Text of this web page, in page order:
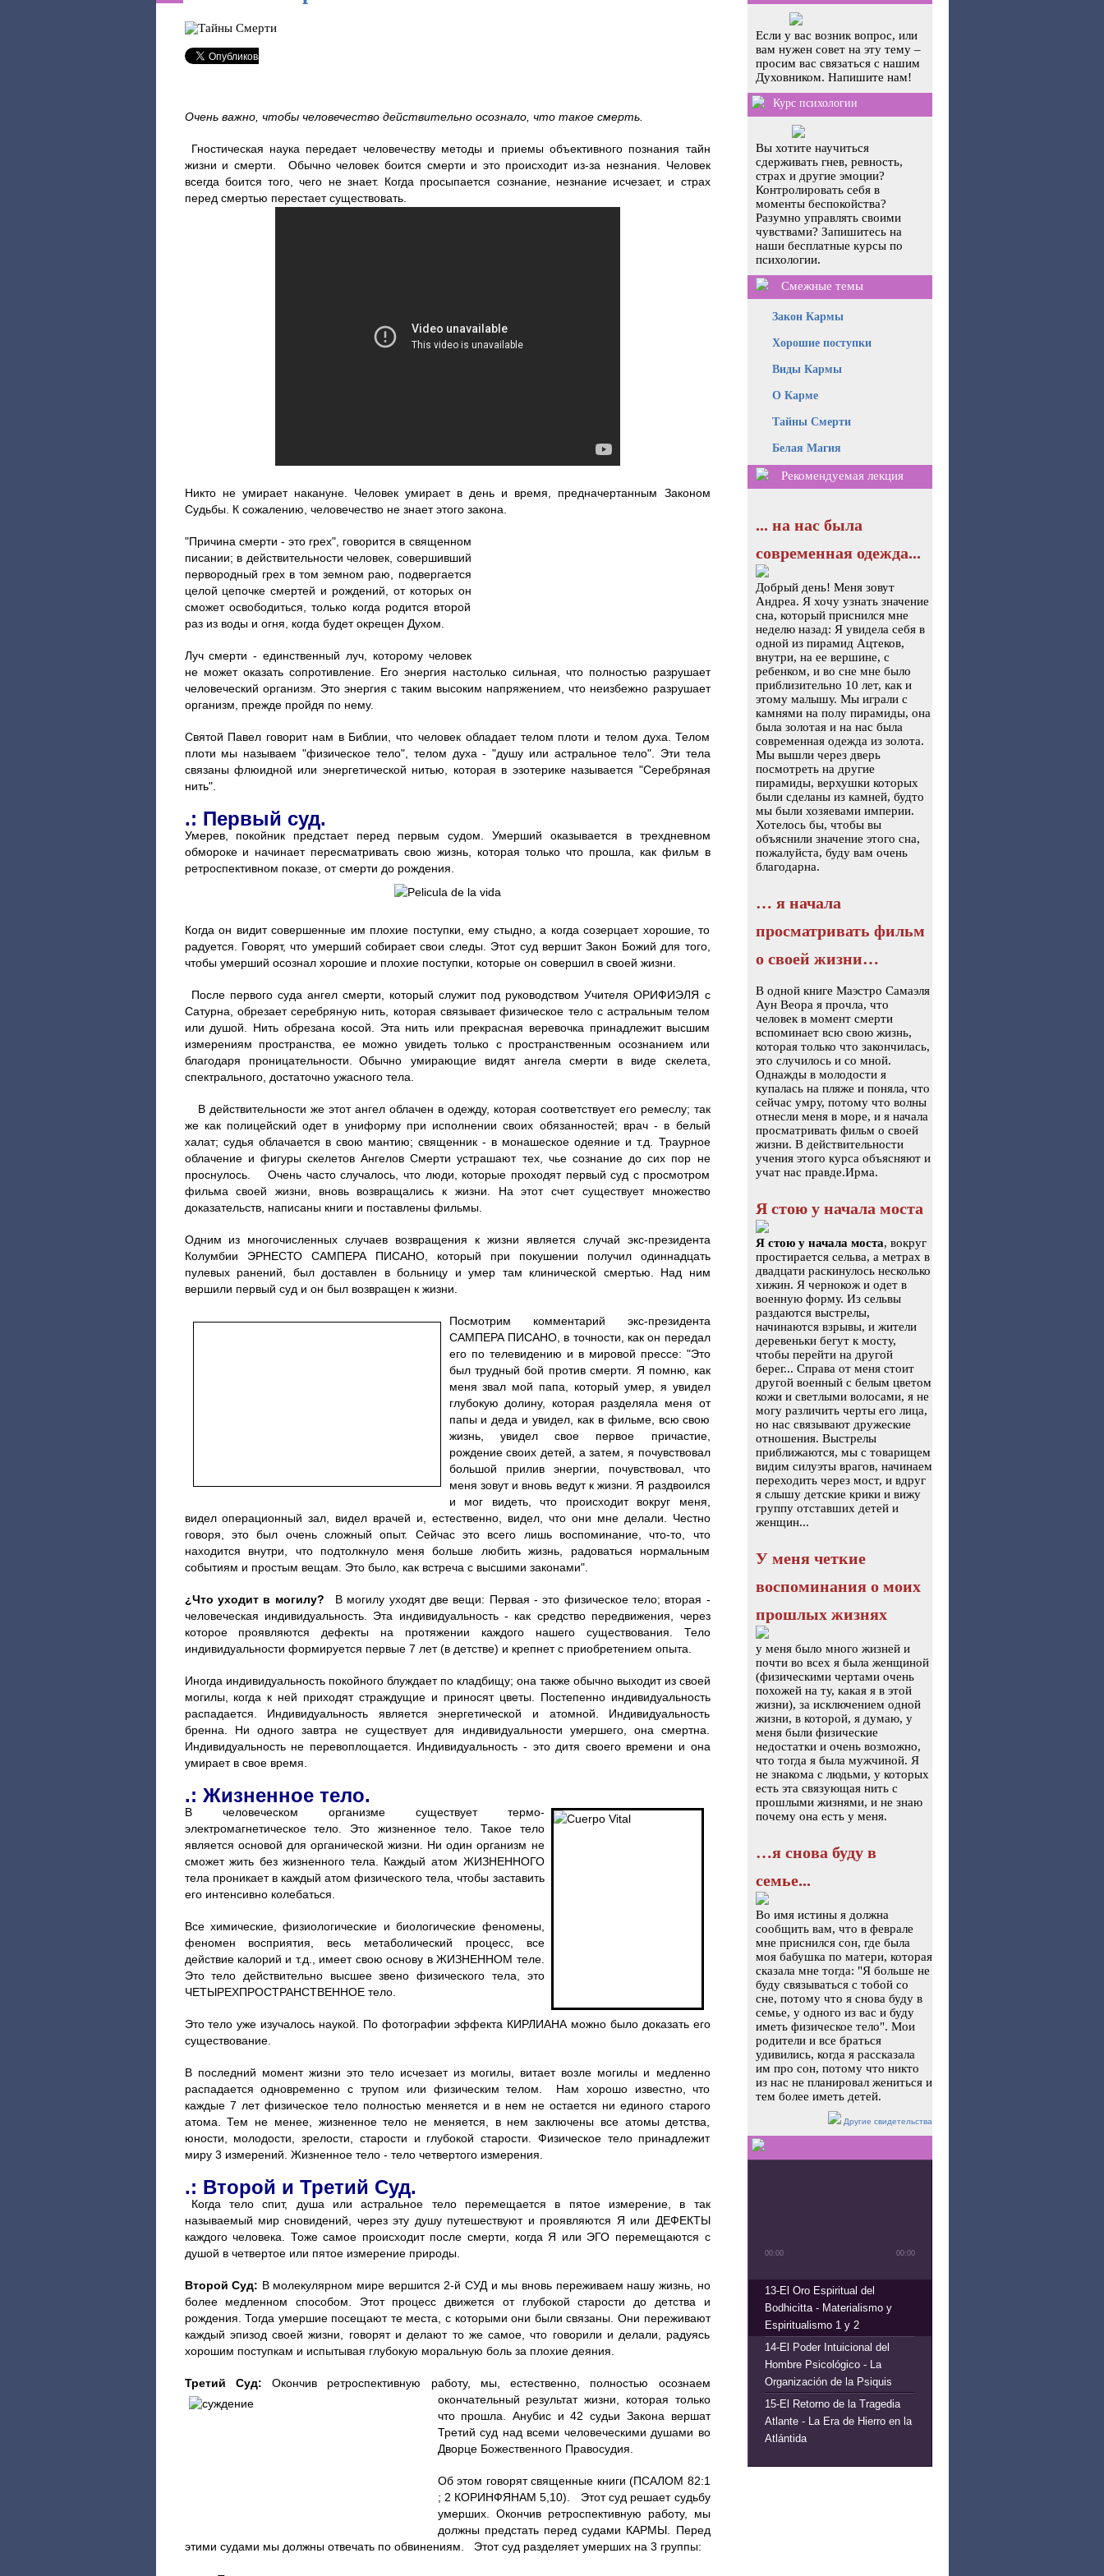
Очень важно, чтобы человечество действительно осознало, что такое смерть.
Гностическая наука передает человечеству методы и приемы объективного познания тайн
жизни и смерти. Обычно человек боится смерти и это происходит из-за незнания. Человек
всегда боится того, чего не знает. Когда просыпается сознание, незнание исчезает, и страх
перед смертью перестает существовать.
Никто не умирает накануне. Человек умирает в день и время, предначертанным Законом
Судьбы. К сожалению, человечество не знает этого закона.
"Причина смерти - это грех", говорится в священном
писании; в действительности человек, совершивший
первородный грех в том земном раю, подвергается
целой цепочке смертей и рождений, от которых он
сможет освободиться, только когда родится второй
раз из воды и огня, когда будет окрещен Духом.
Луч смерти - единственный луч, которому человек
не может оказать сопротивление. Его энергия настолько сильная, что полностью разрушает
человеческий организм. Это энергия с таким высоким напряжением, что неизбежно разрушает
организм, прежде пройдя по нему.
Святой Павел говорит нам в Библии, что человек обладает телом плоти и телом духа. Телом
плоти мы называем "физическое тело", телом духа - "душу или астральное тело". Эти тела
связаны флюидной или энергетической нитью, которая в эзотерике называется "Серебряная
нить".
.: Первый суд.
Умерев, покойник предстает перед первым судом. Умерший оказывается в трехдневном
обмороке и начинает пересматривать свою жизнь, которая только что прошла, как фильм в
ретроспективном показе, от смерти до рождения.
Когда он видит совершенные им плохие поступки, ему стыдно, а когда созерцает хорошие, то
радуется. Говорят, что умерший собирает свои следы. Этот суд вершит Закон Божий для того,
чтобы умерший осознал хорошие и плохие поступки, которые он совершил в своей жизни.
После первого суда ангел смерти, который служит под руководством Учителя ОРИФИЭЛЯ с
Сатурна, обрезает серебряную нить, которая связывает физическое тело с астральным телом
или душой. Нить обрезана косой. Эта нить или прекрасная веревочка принадлежит высшим
измерениям пространства, ее можно увидеть только с пространственным осознанием или
благодаря проницательности. Обычно умирающие видят ангела смерти в виде скелета,
спектрального, достаточно ужасного тела.
В действительности же этот ангел облачен в одежду, которая соответствует его ремеслу; так
же как полицейский одет в униформу при исполнении своих обязанностей; врач - в белый
халат; судья облачается в свою мантию; священник - в монашеское одеяние и т.д. Траурное
облачение и фигуры скелетов Ангелов Смерти устрашают тех, чье сознание до сих пор не
проснулось. Очень часто случалось, что люди, которые проходят первый суд с просмотром
фильма своей жизни, вновь возвращались к жизни. На этот счет существует множество
доказательств, написаны книги и поставлены фильмы.
Одним из многочисленных случаев возвращения к жизни является случай экс-президента
Колумбии ЭРНЕСТО САМПЕРА ПИСАНО, который при покушении получил одиннадцать
пулевых ранений, был доставлен в больницу и умер там клинической смертью. Над ним
вершили первый суд и он был возвращен к жизни.
Посмотрим комментарий экс-президента
САМПЕРА ПИСАНО, в точности, как он передал
его по телевидению и в мировой прессе: "Это
был трудный бой против смерти. Я помню, как
меня звал мой папа, который умер, я увидел
глубокую долину, которая разделяла меня от
папы и деда и увидел, как в фильме, всю свою
жизнь, увидел свое первое причастие,
рождение своих детей, а затем, я почувствовал
большой прилив энергии, почувствовал, что
меня зовут и вновь ведут к жизни. Я раздвоился
и мог видеть, что происходит вокруг меня,
видел операционный зал, видел врачей и, естественно, видел, что они мне делали. Честно
говоря, это был очень сложный опыт. Сейчас это всего лишь воспоминание, что-то, что
находится внутри, что подтолкнуло меня больше любить жизнь, радоваться нормальным
событиям и простым вещам. Это было, как встреча с высшими законами".
¿Что уходит в могилу? В могилу уходят две вещи: Первая - это физическое тело; вторая -
человеческая индивидуальность. Эта индивидуальность - как средство передвижения, через
которое проявляются дефекты на протяжении каждого нашего существования. Тело
индивидуальности формируется первые 7 лет (в детстве) и крепнет с приобретением опыта.
Иногда индивидуальность покойного блуждает по кладбищу; она также обычно выходит из своей
могилы, когда к ней приходят страждущие и приносят цветы. Постепенно индивидуальность
распадается. Индивидуальность является энергетической и атомной. Индивидуальность
бренна. Ни одного завтра не существует для индивидуальности умершего, она смертна.
Индивидуальность не перевоплощается. Индивидуальность - это дитя своего времени и она
умирает в свое время.
.: Жизненное тело.
В человеческом организме существует термо-
электромагнетическое тело. Это жизненное тело. Такое тело
является основой для органической жизни. Ни один организм не
сможет жить без жизненного тела. Каждый атом ЖИЗНЕННОГО
тела проникает в каждый атом физического тела, чтобы заставить
его интенсивно колебаться.
Все химические, физиологические и биологические феномены,
феномен восприятия, весь метаболический процесс, все
действие калорий и т.д., имеет свою основу в ЖИЗНЕННОМ теле.
Это тело действительно высшее звено физического тела, это
ЧЕТЫРЕХПРОСТРАНСТВЕННОЕ тело.
Это тело уже изучалось наукой. По фотографии эффекта КИРЛИАНА можно было доказать его
существование.
В последний момент жизни это тело исчезает из могилы, витает возле могилы и медленно
распадается одновременно с трупом или физическим телом. Нам хорошо известно, что
каждые 7 лет физическое тело полностью меняется и в нем не остается ни единого старого
атома. Тем не менее, жизненное тело не меняется, в нем заключены все атомы детства,
юности, молодости, зрелости, старости и глубокой старости. Физическое тело принадлежит
миру 3 измерений. Жизненное тело - тело четвертого измерения.
.: Второй и Третий Суд.
Когда тело спит, душа или астральное тело перемещается в пятое измерение, в так
называемый мир сновидений, через эту душу путешествуют и проявляются Я или ДЕФЕКТЫ
каждого человека. Тоже самое происходит после смерти, когда Я или ЭГО перемещаются с
душой в четвертое или пятое измерение природы.
Второй Суд: В молекулярном мире вершится 2-й СУД и мы вновь переживаем нашу жизнь, но
более медленном способом. Этот процесс движется от глубокой старости до детства и
рождения. Тогда умершие посещают те места, с которыми они были связаны. Они переживают
каждый эпизод своей жизни, говорят и делают то же самое, что говорили и делали, радуясь
хорошим поступкам и испытывая глубокую моральную боль за плохие деяния.
Третий Суд: Окончив ретроспективную работу, мы, естественно, полностью осознаем
окончательный результат жизни, которая только
что прошла. Анубис и 42 судьи Закона вершат
Третий суд над всеми человеческими душами во
Дворце Божественного Правосудия.
Об этом говорят священные книги (ПСАЛОМ 82:1
; 2 КОРИНФЯНАМ 5,10). Этот суд решает судьбу
умерших. Окончив ретроспективную работу, мы
должны предстать перед судами КАРМЫ. Перед
этими судами мы должны отвечать по обвинениям. Этот суд разделяет умерших на 3 группы:
Если у вас возник вопрос, или
вам нужен совет на эту тему –
просим вас связаться с нашим
Духовником. Напишите нам!
Курс психологии
Вы хотите научиться
сдерживать гнев, ревность,
страх и другие эмоции?
Контролировать себя в
моменты беспокойства?
Разумно управлять своими
чувствами? Запишитесь на
наши бесплатные курсы по
психологии.
Смежные темы
Закон Кармы
Хорошие поступки
Виды Кармы
О Карме
Тайны Смерти
Белая Магия
Рекомендуемая лекция
... на нас была
современная одежда...
Добрый день! Меня зовут
Андреа. Я хочу узнать значение
сна, который приснился мне
неделю назад: Я увидела себя в
одной из пирамид Ацтеков,
внутри, на ее вершине, с
ребенком, и во сне мне было
приблизительно 10 лет, как и
этому малышу. Мы играли с
камнями на полу пирамиды, она
была золотая и на нас была
современная одежда из золота.
Мы вышли через дверь
посмотреть на другие
пирамиды, верхушки которых
были сделаны из камней, будто
мы были хозяевами империи.
Хотелось бы, чтобы вы
объяснили значение этого сна,
пожалуйста, буду вам очень
благодарна.
… я начала
просматривать фильм
о своей жизни…
В одной книге Маэстро Самаэля
Аун Веора я прочла, что
человек в момент смерти
вспоминает всю свою жизнь,
которая только что закончилась,
это случилось и со мной.
Однажды в молодости я
купалась на пляже и поняла, что
сейчас умру, потому что волны
отнесли меня в море, и я начала
просматривать фильм о своей
жизни. В действительности
учения этого курса объясняют и
учат нас правде.Ирма.
Я стою у начала моста
Я стою у начала моста, вокруг
простирается сельва, а метрах в
двадцати раскинулось несколько
хижин. Я чернокож и одет в
военную форму. Из сельвы
раздаются выстрелы,
начинаются взрывы, и жители
деревеньки бегут к мосту,
чтобы перейти на другой
берег... Справа от меня стоит
другой военный с белым цветом
кожи и светлыми волосами, я не
могу различить черты его лица,
но нас связывают дружеские
отношения. Выстрелы
приближаются, мы с товарищем
видим силуэты врагов, начинаем
переходить через мост, и вдруг
я слышу детские крики и вижу
группу отставших детей и
женщин...
У меня четкие
воспоминания о моих
прошлых жизнях
у меня было много жизней и
почти во всех я была женщиной
(физическими чертами очень
похожей на ту, какая я в этой
жизни), за исключением одной
жизни, в которой, я думаю, у
меня были физические
недостатки и очень возможно,
что тогда я была мужчиной. Я
не знакома с людьми, у которых
есть эта связующая нить с
прошлыми жизнями, и не знаю
почему она есть у меня.
…я снова буду в
семье...
Во имя истины я должна
сообщить вам, что в феврале
мне приснился сон, где была
моя бабушка по матери, которая
сказала мне тогда: "Я больше не
буду связываться с тобой со
сне, потому что я снова буду в
семье, у одного из вас и буду
иметь физическое тело". Мои
родители и все браться
удивились, когда я рассказала
им про сон, потому что никто
из нас не планировал жениться и
тем более иметь детей.
Другие свидетельства
00:00 00:00
13-El Oro Espiritual del
Bodhicitta - Materialismo y
Espiritualismo 1 y 2
14-El Poder Intuicional del
Hombre Psicológico - La
Organización de la Psiquis
15-El Retorno de la Tragedia
Atlante - La Era de Hierro en la
Atlántida